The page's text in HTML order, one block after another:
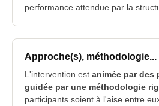
performance attendue par la
Approche(s), méthodologie...
L'intervention est animée par des
guidée par une méthodologie
participants soient à l'aise entre